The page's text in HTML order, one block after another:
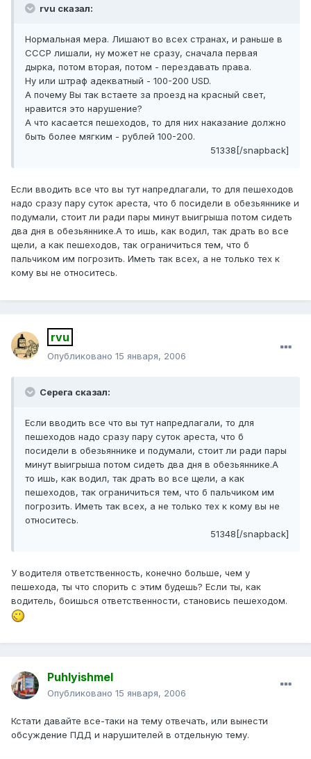
rvu сказал:
Нормальная мера. Лишают во всех странах, и раньше в
СССР лишали, ну может не сразу, сначала первая
дырка, потом вторая, потом - перездавать права.
Ну или штраф адекватный - 100-200 USD.
А почему Вы так встаете за проезд на красный свет,
нравится это нарушение?
А что касается пешеходов, то для них наказание должно
быть более мягким - рублей 100-200.
51338[/snapback]
Если вводить все что вы тут напредлагали, то для пешеходов
надо сразу пару суток ареста, что б посидели в обезьяннике и
подумали, стоит ли ради пары минут выигрыша потом сидеть
два дня в обезьяннике.А то ишь, как водил, так драть во все
щели, а как пешеходов, так ограничиться тем, что б
пальчиком им погрозить. Иметь так всех, а не только тех к
кому вы не относитесь.
rvu
Опубликовано 15 января, 2006
Серега сказал:
Если вводить все что вы тут напредлагали, то для
пешеходов надо сразу пару суток ареста, что б
посидели в обезьяннике и подумали, стоит ли ради пары
минут выигрыша потом сидеть два дня в обезьяннике.А
то ишь, как водил, так драть во все щели, а как
пешеходов, так ограничиться тем, что б пальчиком им
погрозить. Иметь так всех, а не только тех к кому вы не
относитесь.
51348[/snapback]
У водителя ответственность, конечно больше, чем у
пешехода, ты что спорить с этим будешь? Если ты, как
водитель, боишься ответственности, становись пешеходом.
Puhlyishmel
Опубликовано 15 января, 2006
Кстати давайте все-таки на тему отвечать, или вынести
обсуждение ПДД и нарушителей в отдельную тему.